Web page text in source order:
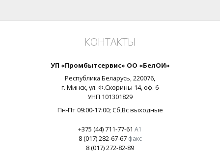
КОНТАКТЫ
УП «Промбытсервис» ОО «БелОИ»
Республика Беларусь,220076,
г. Минск, ул. Ф.Скорины 14, оф. 6
УНП 101301829
Пн-Пт 09:00-17:00; Сб,Вс выходные
+375 (44) 711-77-61 А1
8 (017) 282-67-67 факс
8 (017) 272-82-89